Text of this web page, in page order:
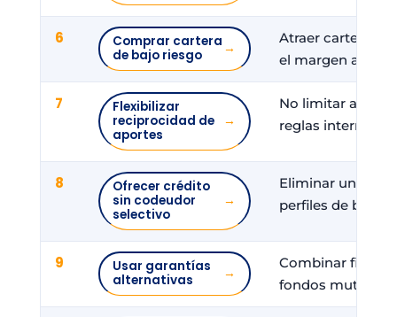
6
Comprar cartera
de bajo riesgo
→
Atraer cartera
el margen
7
Flexibilizar
reciprocidad de
aportes
→
No limitar a
reglas internas
8
Ofrecer crédito
sin codeudor
selectivo
→
Eliminar una
perfiles de bajo
9
Usar garantías
alternativas
→
Combinar fianza,
fondos mutuales.